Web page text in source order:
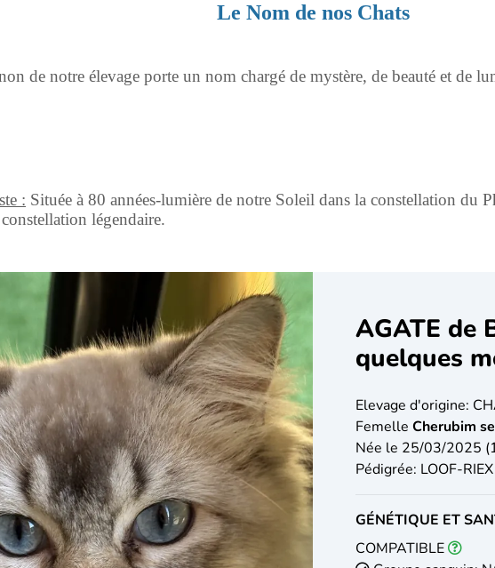
Le Nom de nos Chats
de notre élevage porte un nom chargé de mystère, de beauté et de
: Située à 80 années-lumière de notre Soleil dans la constellation du
légendaire.
AGATE de
quelques
Elevage d'origine:
Femelle Cherubim
Née le 25/03/2025
Pédigrée: LOOF-RIEX
GÉNÉTIQUE ET
COMPATIBLE